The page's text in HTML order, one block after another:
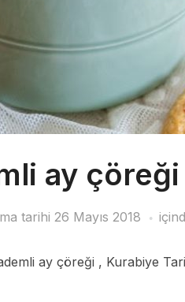
ay çöreği
tarihi 26 Mayıs 2018
ay çöreği , Kurabiye